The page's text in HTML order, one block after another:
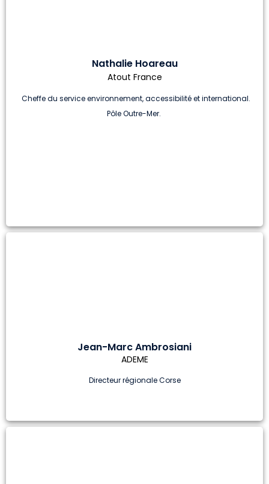
Nathalie Hoareau
Atout France
Cheffe du service environnement, accessibilité et international.
Pôle Outre-Mer.
Jean-Marc Ambrosiani
ADEME
Directeur régionale Corse